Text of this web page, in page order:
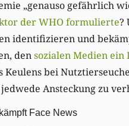
„genauso gefährlich
der WHO formulierte?
identifizieren und
densozialen Medien
Keulens bei
Ansteckung zu
Face News